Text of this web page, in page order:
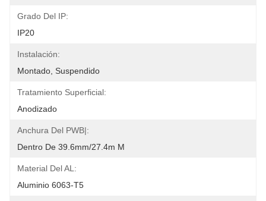
Grado Del IP:
IP20
Instalación:
Montado, Suspendido
Tratamiento Superficial:
Anodizado
Anchura Del PWB|:
Dentro De 39.6mm/27.4m M
Material Del AL:
Aluminio 6063-T5